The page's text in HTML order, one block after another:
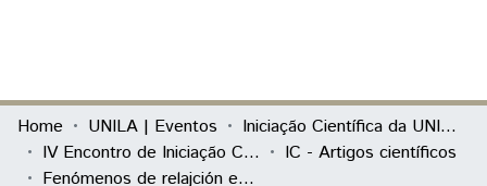
Communities & Collections
All of DSpace
Home UNILA | Eventos
Iniciação Científica da UNILA (IC)
IV Encontro de Iniciação Científica da Unila “UNILA 5 anos: Integração em Ciência, Tecnologia e Cultura na Tríplice Fronteira”
IC - Artigos científicos
Fenómenos de relajción en sistemas Nano-estructurados